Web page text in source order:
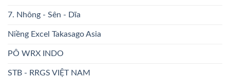
7. Nhông - Sên - Dĩa
Niềng Excel Takasago Asia
PÔ WRX INDO
STB - RRGS VIỆT NAM